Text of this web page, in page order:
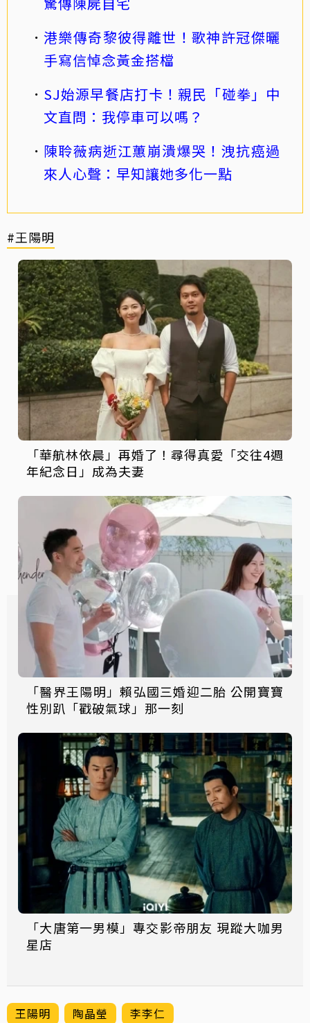
港樂傳奇黎彼得離世！歌神許冠傑曬
手寫信悼念黃金搭檔
SJ始源早餐店打卡！親民「碰拳」中
文直問：我停車可以嗎？
陳聆薇病逝江蕙崩潰爆哭！洩抗癌過
來人心聲：早知讓她多化一點
#王陽明
「華航林依晨」再婚了！尋得真愛「交往4週
年紀念日」成為夫妻
「醫界王陽明」賴弘國三婚迎二胎 公開寶寶
性別趴「戳破氣球」那一刻
「大唐第一男模」專交影帝朋友 現蹤大咖男
星店
王陽明 陶晶瑩 李李仁